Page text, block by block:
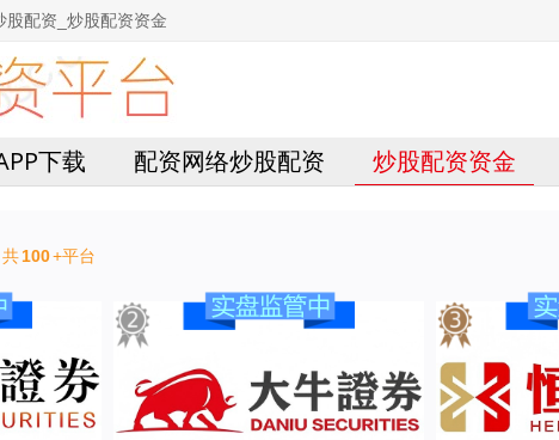
配资_炒股配资资金
下载 配资网络炒股配资 炒股配资资金
共100+平台